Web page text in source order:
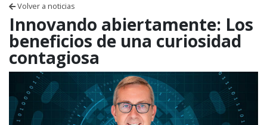
Volver a noticias
Innovando abiertamente: Los
beneficios de una curiosidad
contagiosa
VENEZUELA
ECUADOR
PERÚ
CHILE